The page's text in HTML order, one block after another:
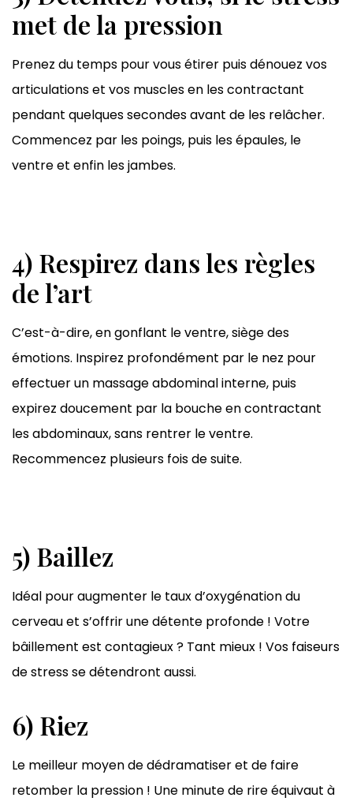
met de la pression
Prenez du temps pour vous étirer puis dénouez vos
articulations et vos muscles en les contractant
pendant quelques secondes avant de les relâcher.
Commencez par les poings, puis les épaules, le
ventre et enfin les jambes.
4) Respirez dans les règles
de l’art
C’est-à-dire, en gonflant le ventre, siège des
émotions. Inspirez profondément par le nez pour
effectuer un massage abdominal interne, puis
expirez doucement par la bouche en contractant
les abdominaux, sans rentrer le ventre.
Recommencez plusieurs fois de suite.
5) Baillez
Idéal pour augmenter le taux d’oxygénation du
cerveau et s’offrir une détente profonde ! Votre
bâillement est contagieux ? Tant mieux ! Vos faiseurs
de stress se détendront aussi.
6) Riez
Le meilleur moyen de dédramatiser et de faire
retomber la pression ! Une minute de rire équivaut à